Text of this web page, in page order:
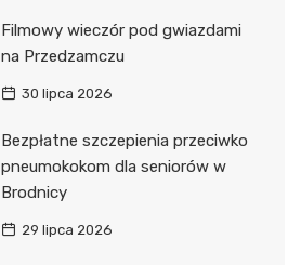
Filmowy wieczór pod gwiazdami
na Przedzamczu
30 lipca 2026
Bezpłatne szczepienia przeciwko
pneumokokom dla seniorów w
Brodnicy
29 lipca 2026